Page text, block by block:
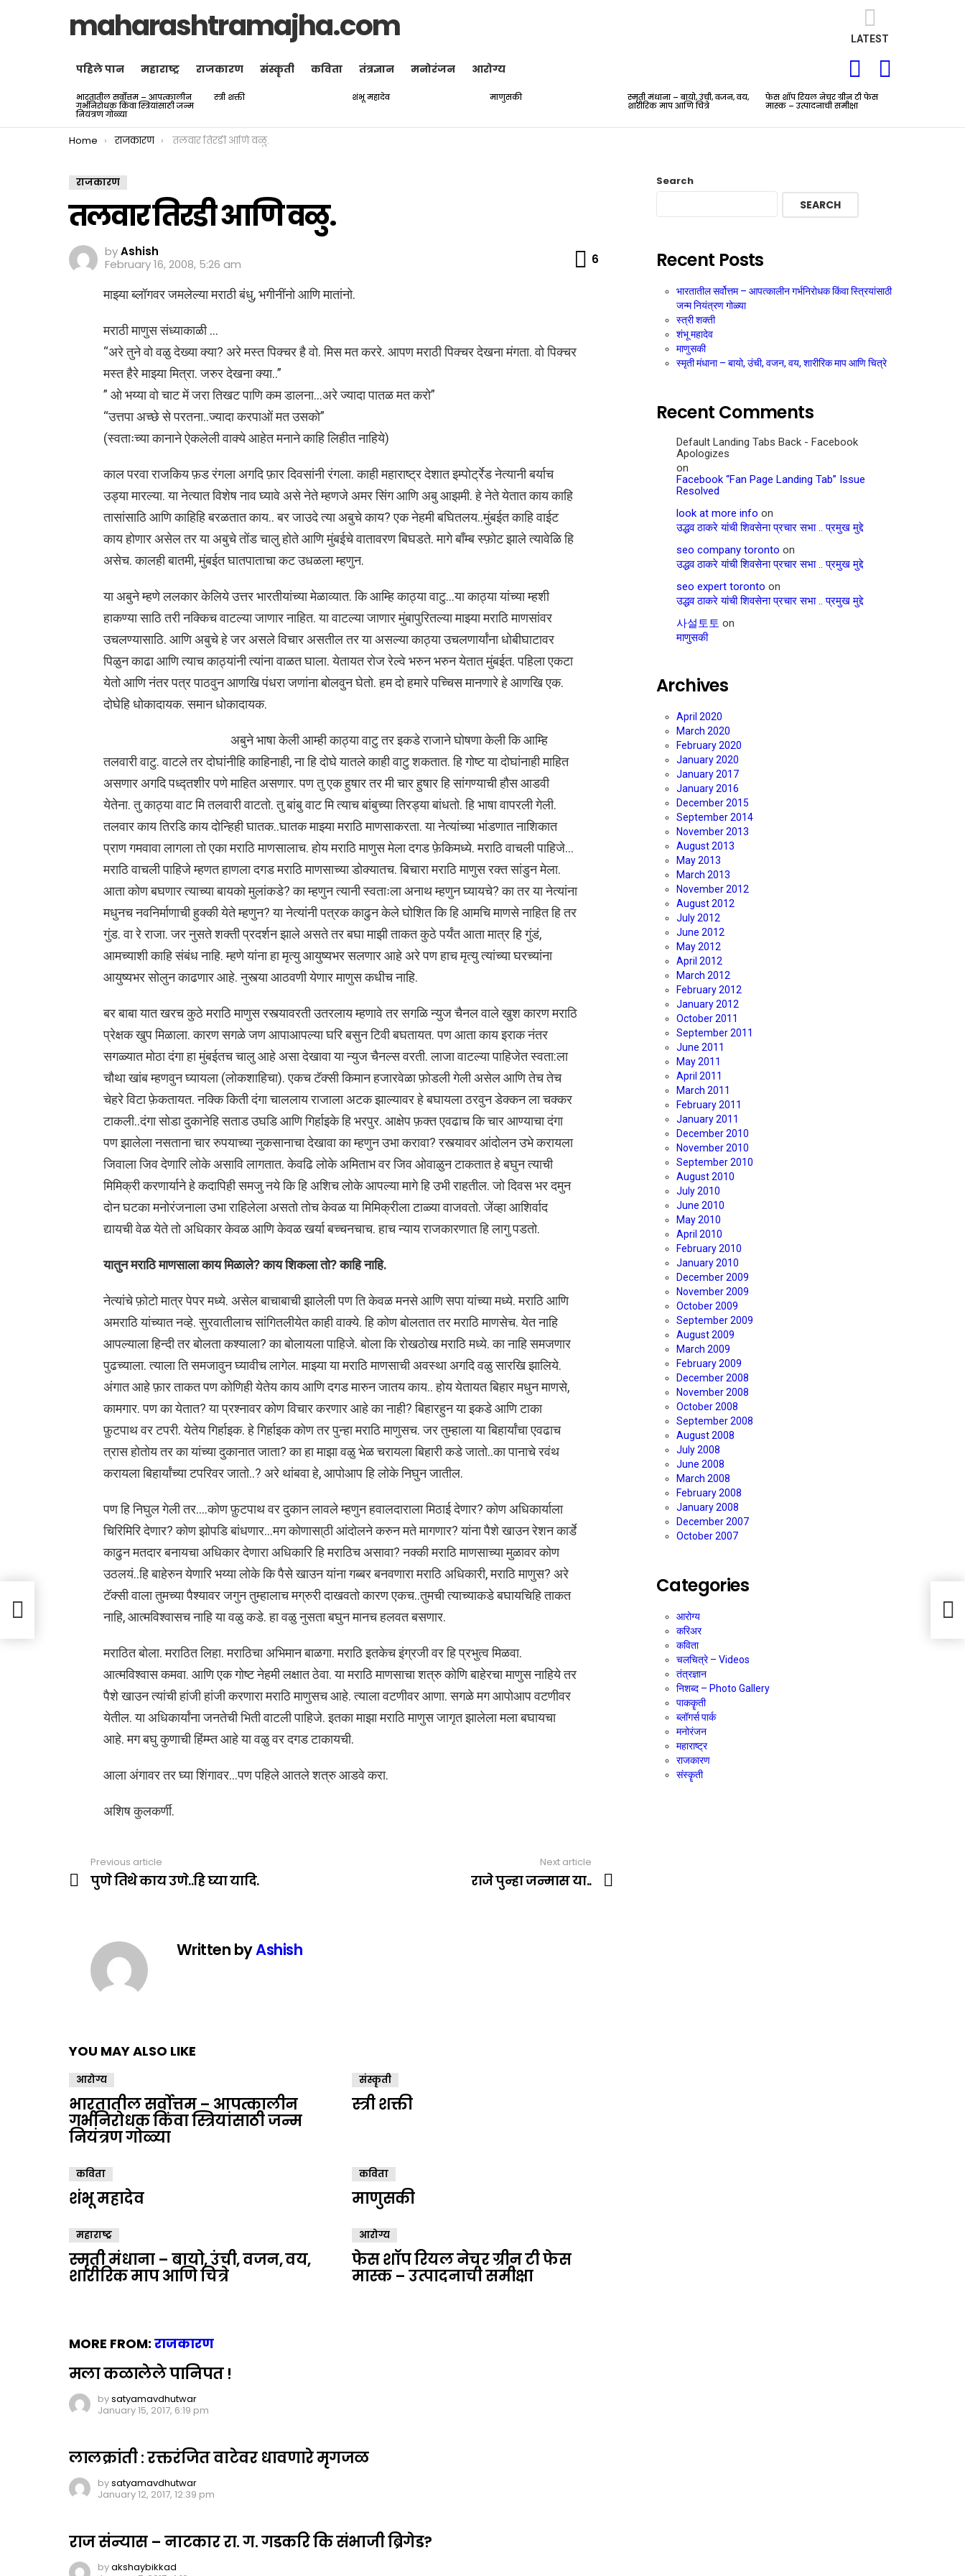
maharashtramajha.com LATEST
पहिले पान महाराष्ट्र राजकारण संस्कॄती कविता तंत्रज्ञान मनोरंजन आरोग्य
SEARCH
LATEST
STORIES
भारतातील सर्वोत्तम – आपत्कालीन
गर्भनिरोधक किंवा स्त्रियांसाठी जन्म
नियंत्रण गोळ्या
स्त्री शक्ती शंभू महादेव माणुसकी स्मृती मंधाना – बायो, उंची, वजन, वय,
शारीरिक माप आणि चित्रे
फेस शॉप रियल नेचर ग्रीन टी फेस
मास्क – उत्पादनाची समीक्षा
You are here:
Home राजकारण तलवार तिरडी आणि वळु.
राजकारण
तलवार तिरडी आणि वळु.
byAshish
February 16, 2008, 5:26 am
6 Comments
माझ्या ब्लॉगवर जमलेल्या मराठी बंधु, भगीनींनो आणि मातांनो.
मराठी माणुस संध्याकाळी …
“अरे तुने वो वळु देख्या क्या? अरे मस्त पिक्चर है वो. मिस मत कररे. आपण मराठी पिक्चर देखना मंगता. वो पिक्चर
मस्त हैरे माझ्या मित्रा. जरुर देखना क्या..”
” ओ भय्या वो चाट में जरा तिखट पाणि कम डालना…अरे ज्यादा पातळ मत करो”
“उत्तपा अच्छे से परतना..ज्यादा करपाओं मत उसको”
(स्वताःच्या कानाने ऐकलेली वाक्ये आहेत मनाने काहि लिहीत नाहिये)
काल परवा राजकिय फ़ड रंगला अगदि फ़ार दिवसांनी रंगला. काही महाराष्ट्र देशात इम्पोर्ट्रेड नेत्यानी बर्याच
उड्या मारल्या. या नेत्यात विशेष नाव घ्यावे असे नेते म्हणजे अमर सिंग आणि अबु आझमी. हे नेते येतात काय काहि
तासांसाठि आणि काहिहि बरळतात काय.. बर जाउदे त्या अबुचे काय? एक नेहमी बघितलय..मुंबईत काहि वाईट
काय होणार असेल तर या अबुचे तोंड चालु होते आणि मुंबईचे वातावरण बिघडते. मागे बॉंम्ब स्फ़ोट झाले त्यावेळि हि
असेच. कालही बातमी, मुंबईत घातपाताचा कट उधळला म्हणुन.
या अबुने म्हणे ललकार केलिये उत्तर भारतीयांच्या मेळाव्यात. कि आम्हि काठ्या वाटु…या काठ्या यांच्या म्हशी
हाकण्या साठि तरी नक्किच वाटल्या जाणार नाहित. या वाटल्या जाणार मुंबापुरितल्या माझ्या मराठि माणसांवर
उचलण्यासाठि. आणि अबुचे हे जर असले विचार असतील तर या असल्या काठ्या उचलणार्यांना धोबीघाटावर
पिळुन काढा आणि त्याच काठ्यांनी त्यांना वाळत घाला. येतायत रोज रेल्वे भरुन भरुन येतात मुंबईत. पहिला एकटा
येतो आणि नंतर पत्र पाठवुन आणखि पंधरा जणांना बोलवुन घेतो. हम दो हमारे पच्चिस मानणारे हे आणखि एक.
दोघेहि धोकादायक. समान धोकादायक.
अबुने भाषा केली आम्ही काठ्या वाटु तर इकडे राजाने घोषणा केली कि आम्हि
तलवारी वाटु. वाटले तर दोघांनीहि काहिनाही, ना हि दोघे यातले काही वाटु शकतात. हि गोष्ट या दोघांनाही माहित
असणार अगदि पध्द्तशीर पणे माहित असणार. पण तु एक हुषार तर मी चार हुषार हि सांगण्याची हौस आडवी
येतेना. तु काठ्या वाट मि तलवारी वाटतो. तु बांबु वाट मि त्याच बांबुच्या तिरड्या बांधतो. हि भाषा वापरली गेली.
तलवार काय तिरडि काय दोन्हिही घातक..घातक माझ्या मराठि माणसाकरता. या नेत्यांच्या भांडणात नाशिकात
प्राण गमवावा लागला तो एका मराठि माणसालाच. होय मराठि माणुस मेला दगड फ़ेकिमध्ये. मराठि वाचली पाहिजे…
मराठि वाचली पाहिजे म्हणत हाणला दगड मराठि माणसाच्या डोक्यातच. बिचारा मराठि माणुस रक्त सांडुन मेला.
आता कोण बघणार त्याच्या बायको मुलांकडे? का म्हणुन त्यानी स्वताःला अनाथ म्हणुन घ्यायचे? का तर या नेत्यांना
मधुनच नवनिर्माणाची हुक्की येते म्हणुन? या नेत्यांनी पत्रक काढुन केले घोशित कि हि आमचि माणसे नाहित हि तर
गुंड. वा रे राजा. जर नुसते शक्ती प्रदर्शन झाले असते तर बघा माझी ताकत कुठे पर्यंत आता मात्र हि गुंडं,
आमच्याशी काहि संबंध नाहि. म्हणे यांना हा मृत्यु आयुष्यभर सलणार आहे अरे पण हाच मृत्यु त्यांच्या घरच्यांना
आयुष्यभर सोलुन काढणार आहे. नुस्त्या आठवणी येणार माणुस कधीच नाहि.
बर बाबा यात खरच कुठे मराठि माणुस रस्त्यावरती उतरलाय म्हणावे तर सगळि न्युज चैनल वाले खुश कारण मराठि
प्रेक्षक खुप मिळाला. कारण सगळे जण आपाआपल्या घरि बसुन टिवी बघतायत. पण आता काय इराक नंतर
सगळ्यात मोठा दंगा हा मुंबईतच चालु आहे असा देखावा या न्युज चैनल्स वरती. लाजा वाटल्या पाहिजेत स्वता:ला
चौथा खांब म्हणवुन घ्यायला (लोकशाहिचा). एकच टॅक्सी किमान हजारवेळा फ़ोडली गेली असेल आणि तेच तेच
चेहरे विटा फ़ेकतायत. नक्कि किती दंगा चाललाय राजाला अटक झाल्यावर हे बघायला ठरवुन डेक्कन ला चक्कर
टाकली..दंगा सोडा दुकानेहि सताड उघडि आणि गिर्हाइके हि भरपुर. आक्षेप फ़क्त एवढाच कि चार आण्याचा दंगा
पण झालेला नसताना चार रुपयाच्या नुकसानाचा देखावा का म्हणुन उभा करावा? रस्त्यावर आंदोलन उभे करायला
जिवाला जिव देणारि लोके असावि लागतात. केवढि लोके अमिताभ वर जिव ओवाळुन टाकतात हे बघुन त्याची
मिमिक्री करणार्याने हे कदापिही समजु नये कि हि अशिच लोके आपल्या मागे हि उभी राहतील. जो दिवस भर दमुन
दोन घटका मनोरंजनाला उभा राहिलेला असतो तोच केवळ या मिमिक्रीला टाळ्या वाजवतो. जेंव्हा आशिर्वाद
द्यायची वेळ येते तो अधिकार केवळ आणि केवळ खर्या बच्चनचाच. हाच न्याय राजकारणात हि लागु पडतो.
यातुन मराठि माणसाला काय मिळाले? काय शिकला तो? काहि नाहि.
नेत्यांचे फ़ोटो मात्र पेपर मध्ये. असेल बाचाबाची झालेली पण ति केवळ मनसे आणि सपा यांच्या मध्ये. मराठि आणि
अमराठि यांच्यात नव्हे. सुरवातीलाच सांगितलीयेत काही वाक्ये. हि कोण बोलतात तर मराठि माणसेच. येत नाहि
आपल्याला हिन्दी तर बोलता कश्याला? का बोलायला पाहिजे. बोला कि रोखठोख मराठि मध्ये. का नाहि समजणार
पुढच्याला. त्याला ति समजावुन घ्यावीच लागेल. माझ्या या मराठि माणसाची अवस्था अगदि वळु सारखि झालिये.
अंगात आहे फ़ार ताकत पण कोणिही येतेय काय आणि दगड मारुन जातय काय.. होय येतायत बिहार मधुन माणसे,
कामगार. पण का येतात? या प्रश्नावर कोण विचार करणार आहे का नाही? बिहारहुन या इकडे आणि टाका
फ़ुटपाथ वर टपरी. येतेय गिर्हाइक. हे गिर्हाइक कोण तर पुन्हा मराठि माणुसच. जर तुम्हाला या बिहार्यांचा एवढाच
त्रास होतोय तर का यांच्या दुकानात जाता? का हा माझा वळु भेळ चरायला बिहारी कडे जातो..का पानाचे रवंथ
करायला बिहार्यांच्या टपरिवर जातो..? अरे थांबवा हे, आपोआप हि लोके निघुन जातील.
पण हि निघुल गेली तर….कोण फ़ुटपाथ वर दुकान लावले म्हणुन हवालदाराला मिठाई देणार? कोण अधिकार्याला
चिरिमिरि देणार? कोण झोपडि बांधणार…मग कोणासा्ठी आंदोलने करुन मते मागणार? यांना पैशे खाउन रेशन कार्डे
काढुन मतदार बनायचा अधिकार देणारा अधिकारि हि मराठिच असावा? नक्की मराठि माणसाच्या मुळावर कोण
उठलयं..हि बाहेरुन येणारि भय्या लोके कि पैसे खाउन यांना गब्बर बनवणारा मराठि अधिकारी, मराठि माणुस? अरे
टॅक्सी वाला तुमच्या पैश्यावर जगुन तुम्हालाच मग्रुरी दाखवतो कारण एकच..तुमची त्याच्याकडे बघायचिहि ताकत
नाहि, आत्मविश्वासच नाहि या वळु कडे. हा वळु नुसता बघुन मानच हलवत बसणार.
मराठित बोला. मराठित लिहा. मराठिचा अभिमान बाळगा. मराठि इतकेच इंग्रजी वर हि प्रभुत्व मिळवा.
आत्मविश्वास कमवा. आणि एक गोष्ट नेहमी लक्षात ठेवा. या मराठि माणसाचा शत्रु कोणि बाहेरचा माणुस नाहिये तर
पैशे खाउन त्यांची हांजी हांजी करणारा मराठि माणुसच आहे. त्याला वटणीवर आणा. सगळे मग आपोआप वटणीवर
येतील. या अधिकार्यांना जनतेची भिती वाटली पाहिजे. इतका माझा मराठि माणुस जागृत झालेला मला बघायचा
आहे. मग बघु कुणाची हिंम्म्त आहे या वळु वर दगड टाकायची.
आला अंगावर तर घ्या शिंगावर…पण पहिले आतले शत्रु आडवे करा.
अशिष कुलकर्णी.
more
Previous article
पुणे तिथे काय उणे..हि घ्या यादि.
Next article
राजे पुन्हा जन्मास या..
Written byAshish
YOU MAY ALSO LIKE
आरोग्य
भारतातील सर्वोत्तम – आपत्कालीन
गर्भनिरोधक किंवा स्त्रियांसाठी जन्म
नियंत्रण गोळ्या
संस्कॄती
स्त्री शक्ती
कविता
शंभू महादेव
कविता
माणुसकी
महाराष्ट्र
स्मृती मंधाना – बायो, उंची, वजन, वय,
शारीरिक माप आणि चित्रे
आरोग्य
फेस शॉप रियल नेचर ग्रीन टी फेस
मास्क – उत्पादनाची समीक्षा
MORE FROM: राजकारण
मला कळालेले पानिपत !
bysatyamavdhutwar
January 15, 2017, 6:19 pm
लालक्रांती : रक्तरंजित वाटेवर धावणारे मृगजळ
bysatyamavdhutwar
January 12, 2017, 12:39 pm
राज संन्यास – नाटकार रा. ग. गडकरि कि संभाजी ब्रिगेड?
byakshaybikkad
Search
SEARCH
Recent Posts
भारतातील सर्वोत्तम – आपत्कालीन गर्भनिरोधक किंवा स्त्रियांसाठी
जन्म नियंत्रण गोळ्या
स्त्री शक्ती
शंभू महादेव
माणुसकी
स्मृती मंधाना – बायो, उंची, वजन, वय, शारीरिक माप आणि चित्रे
Recent Comments
Default Landing Tabs Back - Facebook
Apologizes
on
Facebook “Fan Page Landing Tab” Issue
Resolved
look at more info on
उद्धव ठाकरे यांची शिवसेना प्रचार सभा .. प्रमुख मुद्दे
seo company toronto on
उद्धव ठाकरे यांची शिवसेना प्रचार सभा .. प्रमुख मुद्दे
seo expert toronto on
उद्धव ठाकरे यांची शिवसेना प्रचार सभा .. प्रमुख मुद्दे
사설토토 on
माणुसकी
Archives
April 2020
March 2020
February 2020
January 2020
January 2017
January 2016
December 2015
September 2014
November 2013
August 2013
May 2013
March 2013
November 2012
August 2012
July 2012
June 2012
May 2012
April 2012
March 2012
February 2012
January 2012
October 2011
September 2011
June 2011
May 2011
April 2011
March 2011
February 2011
January 2011
December 2010
November 2010
September 2010
August 2010
July 2010
June 2010
May 2010
April 2010
February 2010
January 2010
December 2009
November 2009
October 2009
September 2009
August 2009
March 2009
February 2009
December 2008
November 2008
October 2008
September 2008
August 2008
July 2008
June 2008
March 2008
February 2008
January 2008
December 2007
October 2007
Categories
आरोग्य
करिअर
कविता
चलचित्रे – Videos
तंत्रज्ञान
निशब्द – Photo Gallery
पाककॄती
ब्लॉगर्स पार्क
मनोरंजन
महाराष्ट्र
राजकारण
संस्कॄती